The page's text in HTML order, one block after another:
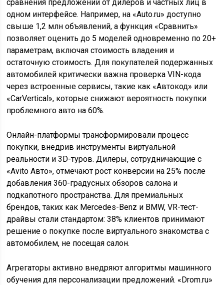
сравнения предложений от дилеров и частных лиц в
одном интерфейсе. Например, на «Auto.ru» доступно
свыше 1,2 млн объявлений, а функция «Сравнить»
позволяет оценить до 5 моделей одновременно по 20+
параметрам, включая стоимость владения и
остаточную стоимость. Для покупателей подержанных
автомобилей критически важна проверка VIN-кода
через встроенные сервисы, такие как «Автокод» или
«CarVertical», которые снижают вероятность покупки
проблемного авто на 60%.
Онлайн-платформы трансформировали процесс
покупки, внедрив инструменты виртуальной
реальности и 3D-туров. Дилеры, сотрудничающие с
«Avito Авто», отмечают рост конверсии на 25% после
добавления 360-градусных обзоров салона и
подкапотного пространства. Для премиальных
брендов, таких как Mercedes-Benz и BMW, VR-тест-
драйвы стали стандартом: 38% клиентов принимают
решение о покупке после виртуального знакомства с
автомобилем, не посещая салон.
Агрегаторы активно внедряют алгоритмы машинного
обучения для персонализации предложений. «Drom.ru»